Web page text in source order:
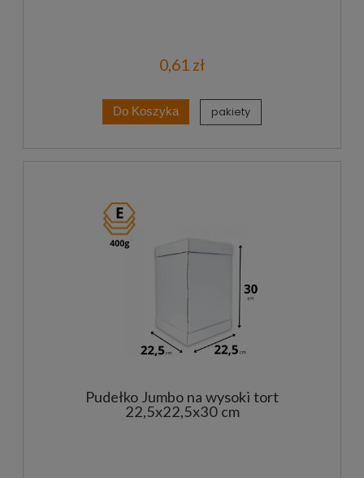
0,61 zł
Do Koszyka pakiety
Pudełko Jumbo na wysoki tort
22,5x22,5x30 cm